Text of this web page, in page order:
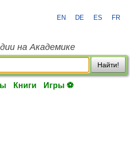
EN DE ES FR
на Академике
Найти!
Книги Игры ⚽